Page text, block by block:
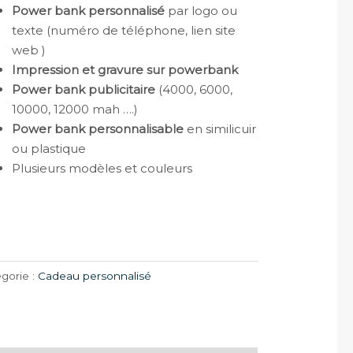
Power bank personnalisé par logo ou
texte (numéro de téléphone, lien site
web )
Impression et gravure sur powerbank
Power bank publicitaire (4000, 6000,
10000, 12000 mah ….)
Power bank personnalisable en similicuir
ou plastique
Plusieurs modèles et couleurs
: Cadeau personnalisé